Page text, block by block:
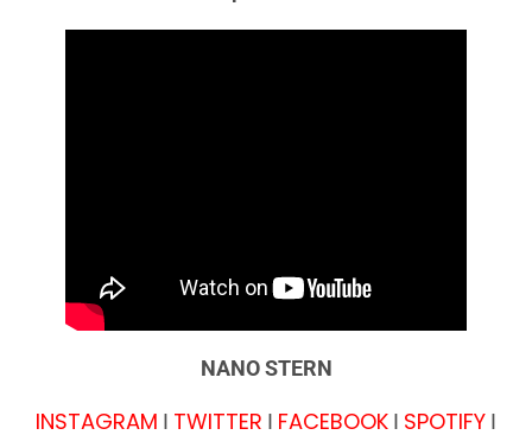
NANO STERN
INSTAGRAM I TWITTER I FACEBOOK I SPOTIFY I